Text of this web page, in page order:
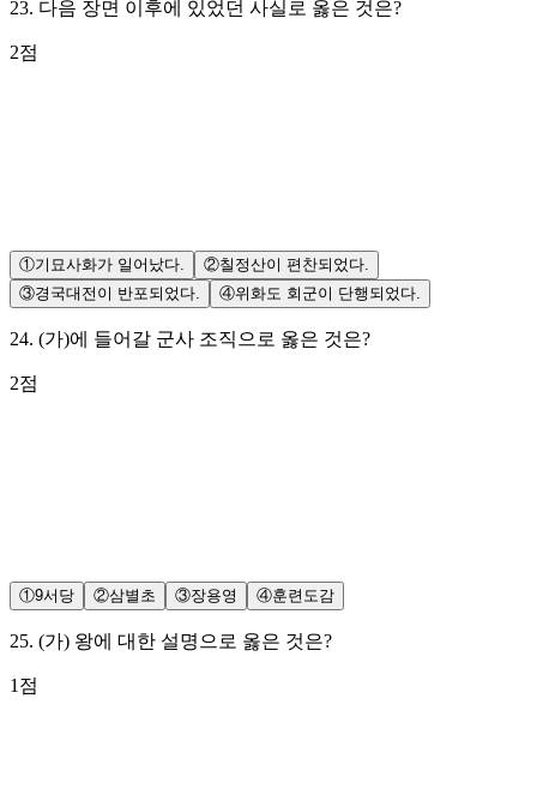
23. 다음 장면 이후에 있었던 사실로 옳은 것은?
2점
①기묘사화가 일어났다. ②칠정산이 편찬되었다.
③경국대전이 반포되었다. ④위화도 회군이 단행되었다.
24. (가)에 들어갈 군사 조직으로 옳은 것은?
2점
①9서당 ②삼별초 ③장용영 ④훈련도감
25. (가) 왕에 대한 설명으로 옳은 것은?
1 점